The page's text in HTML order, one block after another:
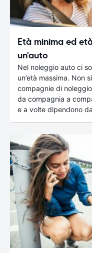
Età minima ed
un'auto
Nel noleggio auto ci
un’età massima. Non
compagnie di
da compagnia a
e a volte dipendono